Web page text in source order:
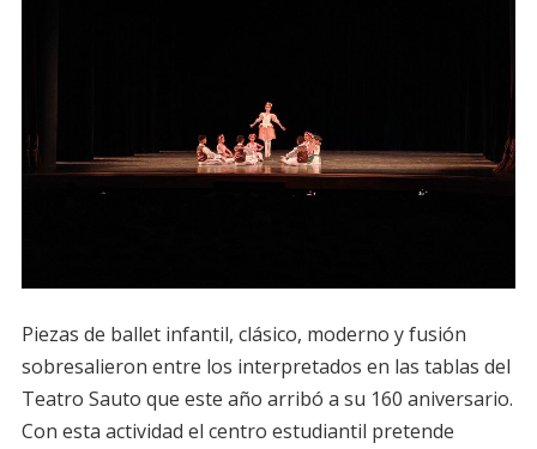
Piezas de ballet infantil, clásico, moderno y fusión
sobresalieron entre los interpretados en las tablas del
Teatro Sauto que este año arribó a su 160 aniversario.
Con esta actividad el centro estudiantil pretende